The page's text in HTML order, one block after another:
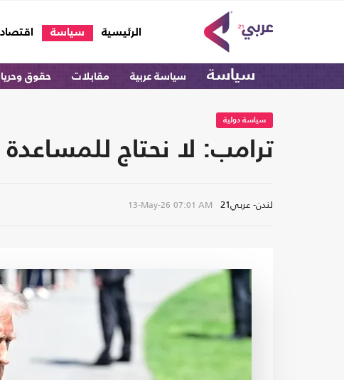
الرئيسية
(current) سياسة اقتصاد
سياسة سياسة عربية مقابلات حقوق
سياسة دولية
ترامب: لا نحتاج
لندن- عربي21 13-May-26 07:01 AM